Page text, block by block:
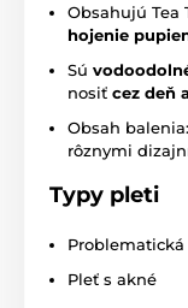
Obsahujú Tea
hojenie
Sú
nosiť cez deň
Obsah
rôznymi
Typy pleti
Pleť s akné